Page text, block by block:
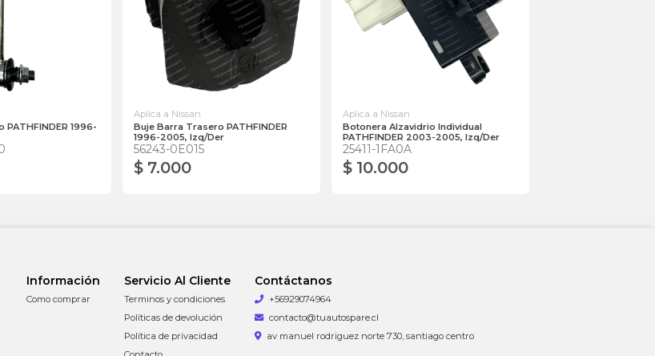
PATHFINDER 1996-
Aplica a Nissan
Buje Barra Trasero PATHFINDER
1996-2005, Izq/Der
56243-0E015
$ 7.000
Aplica a Nissan
Botonera Alzavidrio Individual
PATHFINDER 2003-2005, Izq/Der
25411-1FA0A
$ 10.000
Información
Como comprar
Servicio Al Cliente
Terminos y condiciones
Políticas de devolución
Política de privacidad
Contáctanos
+56929074964
contacto@tuautospare.cl
av manuel rodriguez norte 730, santiago centro